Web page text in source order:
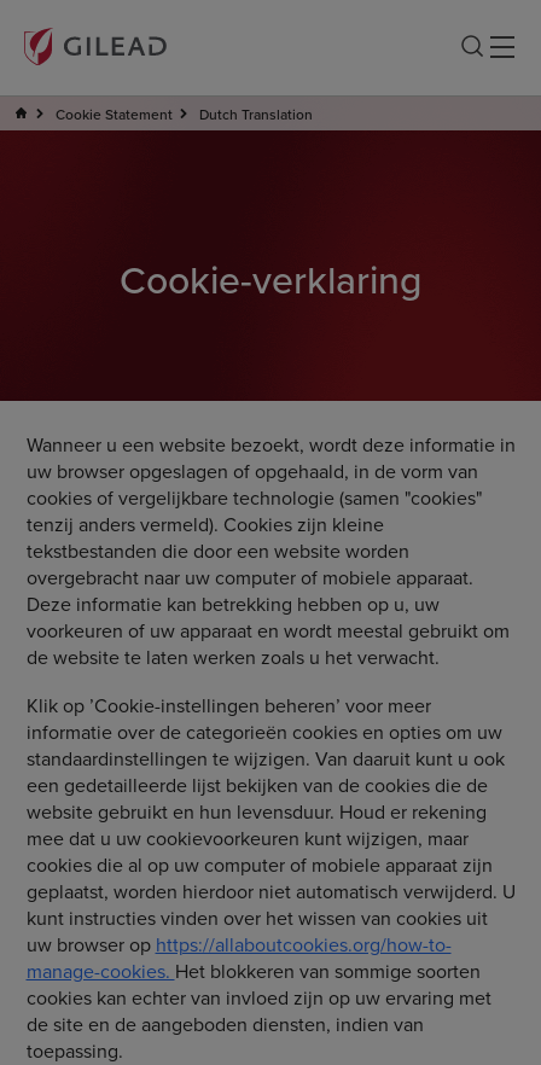
Cookie Statement Dutch Translation
Cookie-verklaring
Wanneer u een website bezoekt, wordt deze informatie in
uw browser opgeslagen of opgehaald, in de vorm van
cookies of vergelijkbare technologie (samen "cookies"
tenzij anders vermeld). Cookies zijn kleine
tekstbestanden die door een website worden
overgebracht naar uw computer of mobiele apparaat.
Deze informatie kan betrekking hebben op u, uw
voorkeuren of uw apparaat en wordt meestal gebruikt om
de website te laten werken zoals u het verwacht.
Klik op ’Cookie-instellingen beheren’ voor meer
informatie over de categorieën cookies en opties om uw
standaardinstellingen te wijzigen. Van daaruit kunt u ook
een gedetailleerde lijst bekijken van de cookies die de
website gebruikt en hun levensduur. Houd er rekening
mee dat u uw cookievoorkeuren kunt wijzigen, maar
cookies die al op uw computer of mobiele apparaat zijn
geplaatst, worden hierdoor niet automatisch verwijderd. U
kunt instructies vinden over het wissen van cookies uit
uw browser op https://allaboutcookies.org/how-to-
manage-cookies. Het blokkeren van sommige soorten
cookies kan echter van invloed zijn op uw ervaring met
de site en de aangeboden diensten, indien van
toepassing.